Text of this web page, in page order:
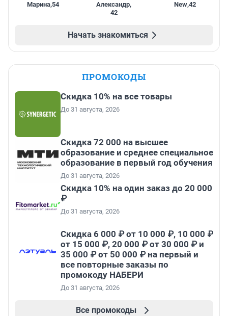
Марина,54 Александр,
42
New,42
Начать знакомиться
ПРОМОКОДЫ
Скидка 10% на все товары
До 31 августа, 2026
Скидка 72 000 на высшее
образование и среднее специальное
образование в первый год обучения
До 31 августа, 2026
Скидка 10% на один заказ до 20 000
₽
До 31 августа, 2026
Скидка 6 000 ₽ от 10 000 ₽, 10 000 ₽
от 15 000 ₽, 20 000 ₽ от 30 000 ₽ и
35 000 ₽ от 50 000 ₽ на первый и
все повторные заказы по
промокоду НАБЕРИ
До 31 августа, 2026
Все промокоды